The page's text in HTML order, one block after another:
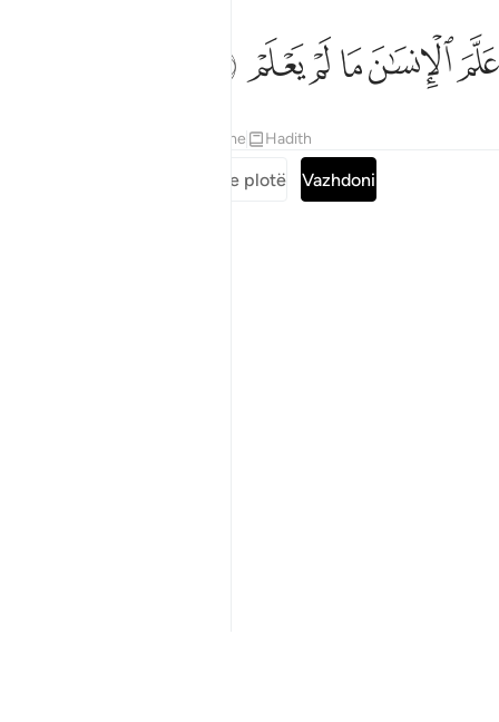
علم الانسان ما لم يعلم ٥
عَلَّمَ ٱلْإِنسَـٰنَ مَا لَمْ يَعْلَمْ ٥
ﲘﲙﲚﲛﲜﲝ
Reflektime Hadith
Lexoni suren e plotë Vazhdoni